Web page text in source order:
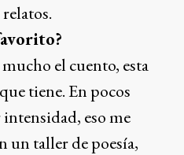
el cuento, esta
tiene. En pocos
eso me
un taller de poesía,